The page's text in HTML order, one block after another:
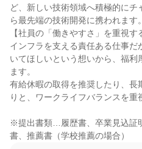
ど、新しい技術領域へ積極的に
ら最先端の技術開発に携われます。
【社員の「働きやすさ」を重視す
インフラを支える責任ある仕事
いてほしいという想いから、福
ます。
有給休暇の取得を推奨したり、長
りと、ワークライフバランスを重
※提出書類…履歴書、卒業見込証
書、推薦書（学校推薦の場合）